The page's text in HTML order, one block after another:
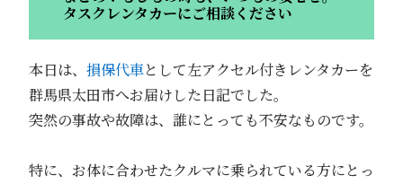
タスクレンタカーにご相談ください
本日は、 損保代車として左アクセル付きレンタカーを
群馬県太田市へお届けした日記でした。
突然の事故や故障は、誰にとっても不安なものです。
特に、お体に合わせたクルマに乗られている方にとっ